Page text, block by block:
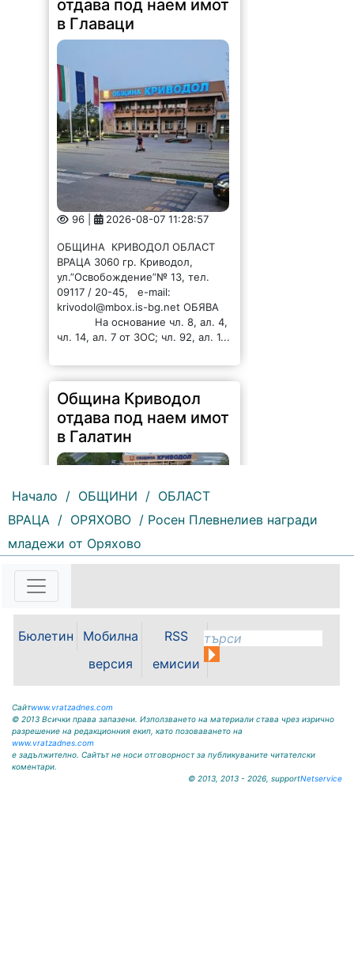
отдава под наем имот
в Главаци
96 | 2026-08-07 11:28:57
ОБЩИНА КРИВОДОЛ ОБЛАСТ
ВРАЦА 3060 гр. Криводол,
ул.”Освобождение”№ 13, тел.
09117 / 20-45, e-mail:
krivodol@mbox.is-bg.net ОБЯВА
На основание чл. 8, ал. 4,
чл. 14, ал. 7 от ЗОС; чл. 92, ал. 1...
Община Криводол
отдава под наем имот
в Галатин
105 | 2026-08-07 11:27:20
ВРАЦА 3060 гр. Криводол,
ул.”Освобождение”№ 13, тел.
09117 / 20-45, e-mail:
krivodol@dir.bg ОБЯВА На
основание чл. 8, ал. 4, чл. 14, ал.
7 от ЗОС; чл. 92, ал. 1...
Начало / ОБЩИНИ / ОБЛАСТ
ВРАЦА / ОРЯХОВО / Росен Плевнелиев награди
младежи от Оряхово
Бюлетин
Мобилна
версия
RSS
емисии
Сайтwww.vratzadnes.com
© 2013 Всички права запазени. Използването на материали става чрез изрично
разрешение на редакционния екип, като позоваването на
www.vratzadnes.com
е задължително. Сайтът не носи отговорност за публикуваните читателски
коментари.
© 2013, 2013 - 2026, supportNetservice